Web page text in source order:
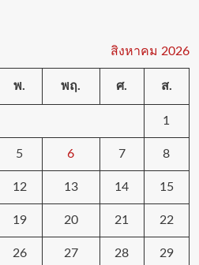
สิงหาคม 2026
พ. พฤ. ศ. ส.
1
5 6 7 8
12 13 14 15
19 20 21 22
26 27 28 29